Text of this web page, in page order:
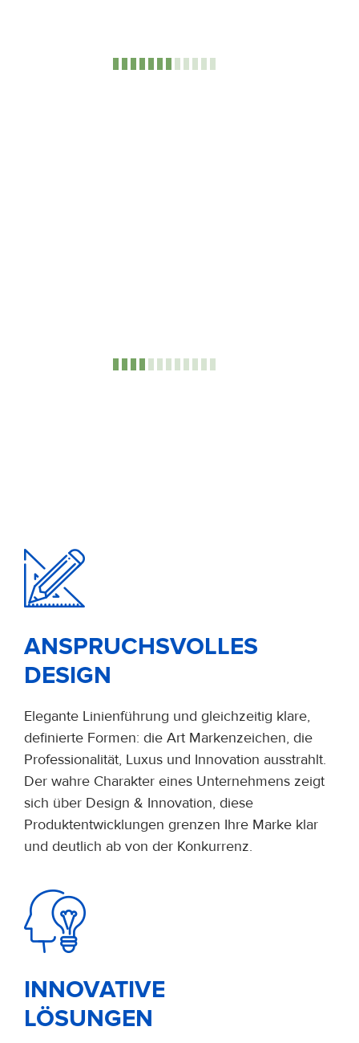
ANSPRUCHSVOLLES
DESIGN
Elegante Linienführung und gleichzeitig klare,
definierte Formen: die Art Markenzeichen, die
Professionalität, Luxus und Innovation ausstrahlt.
Der wahre Charakter eines Unternehmens zeigt
sich über Design & Innovation, diese
Produktentwicklungen grenzen Ihre Marke klar
und deutlich ab von der Konkurrenz.
INNOVATIVE
LÖSUNGEN